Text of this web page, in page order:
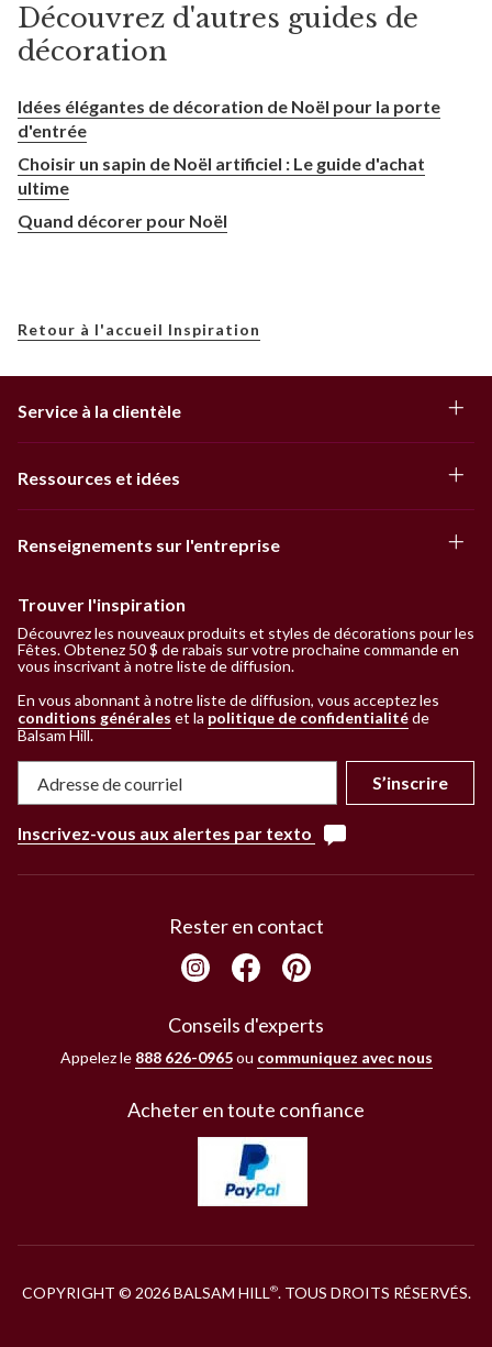
Découvrez d'autres guides de
décoration
Idées élégantes de décoration de Noël pour la porte
d'entrée
Choisir un sapin de Noël artificiel : Le guide d'achat
ultime
Quand décorer pour Noël
Retour à l'accueil Inspiration
Service à la clientèle
Ressources et idées
Renseignements sur l'entreprise
Trouver l'inspiration
Découvrez les nouveaux produits et styles de décorations pour les
Fêtes. Obtenez 50 $ de rabais sur votre prochaine commande en
vous inscrivant à notre liste de diffusion.
En vous abonnant à notre liste de diffusion, vous acceptez les
conditions générales et la politique de confidentialitéde
Balsam Hill.
S’inscrire
Inscrivez-vous aux alertes par texto
Rester en contact
Conseils d'experts
Appelez le 888 626-0965ou communiquez avec nous
Acheter en toute confiance
COPYRIGHT © 2026 BALSAM HILL®. TOUS DROITS RÉSERVÉS.